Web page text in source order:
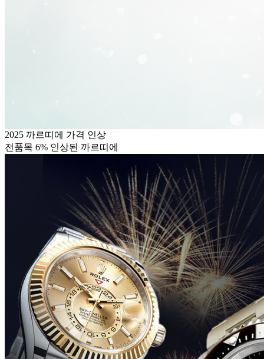
2025 까르띠에 가격 인상
전품목 6% 인상된 까르띠에